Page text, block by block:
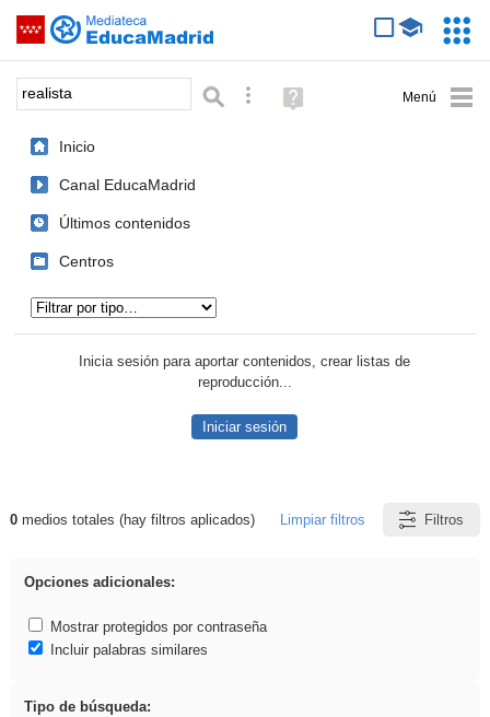
Saltar navegación
Palabra o frase: Búsqueda avanzada
Ayuda
(en
Inicio
Canal EducaMadrid
Últimos contenidos
Centros
Inicia sesión para aportar contenidos, crear listas de
reproducción...
Iniciar sesión
Resultados de: realista
0medios totales (hay filtros aplicados) Limpiar filtros Filtros
Opciones adicionales:
Mostrar protegidos por contraseña
Incluir palabras similares
Tipo de búsqueda: